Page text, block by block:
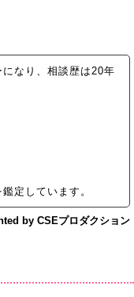
なり、相談歴は20年
定しています。
by CSEプロダクション